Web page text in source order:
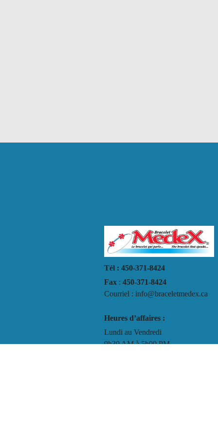
Tél : 450-371-8424
Fax : 450-371-8424
Courriel : info@braceletmedex.ca
Heures d’affaires :
Lundi au Vendredi
9h30 AM à 5h00 PM